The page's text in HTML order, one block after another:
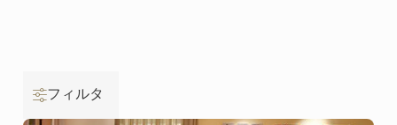
フィルタ